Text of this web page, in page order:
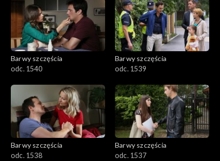
Barwy szczęścia
odc. 1540
Barwy szczęścia
odc. 1539
Barwy szczęścia
odc. 1538
Barwy szczęścia
odc. 1537